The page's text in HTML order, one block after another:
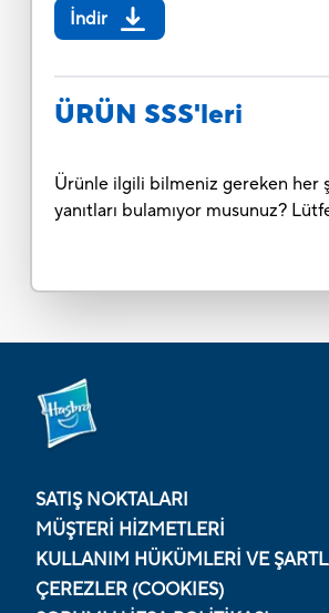
İndir
ÜRÜN SSS'leri
Ürünle ilgili bilmeniz gereken her
yanıtları bulamıyor musunuz?
SATIŞ NOKTALARI
MÜŞTERI HIZMETLERI
KULLANIM HÜKÜMLERI VE
ÇEREZLER (COOKIES)